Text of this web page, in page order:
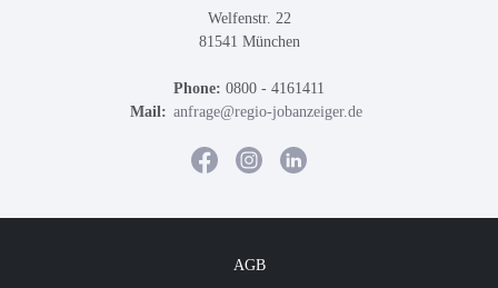
Welfenstr. 22
81541 München
Phone: 0800 - 4161411
Mail: anfrage@regio-jobanzeiger.de
AGB